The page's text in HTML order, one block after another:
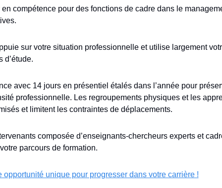
compétence pour des fonctions de cadre dans le
sur votre situation professionnelle et utilise largement
d’étude.
avec 14 jours en présentiel étalés dans l’année pour
professionnelle. Les regroupements physiques et les
et limitent les contraintes de déplacements.
composée d’enseignants-chercheurs experts et
parcours de formation.
unique pour progresser dans votre carrière !